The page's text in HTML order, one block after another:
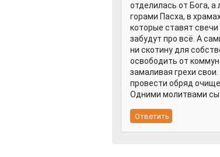
отделилась от Бога,
горами Пасха, в
которые ставят свечи
забудут про всё. А
ни скотину для
освободить от
замаливая грехи
провести обряд
Одними молитвами